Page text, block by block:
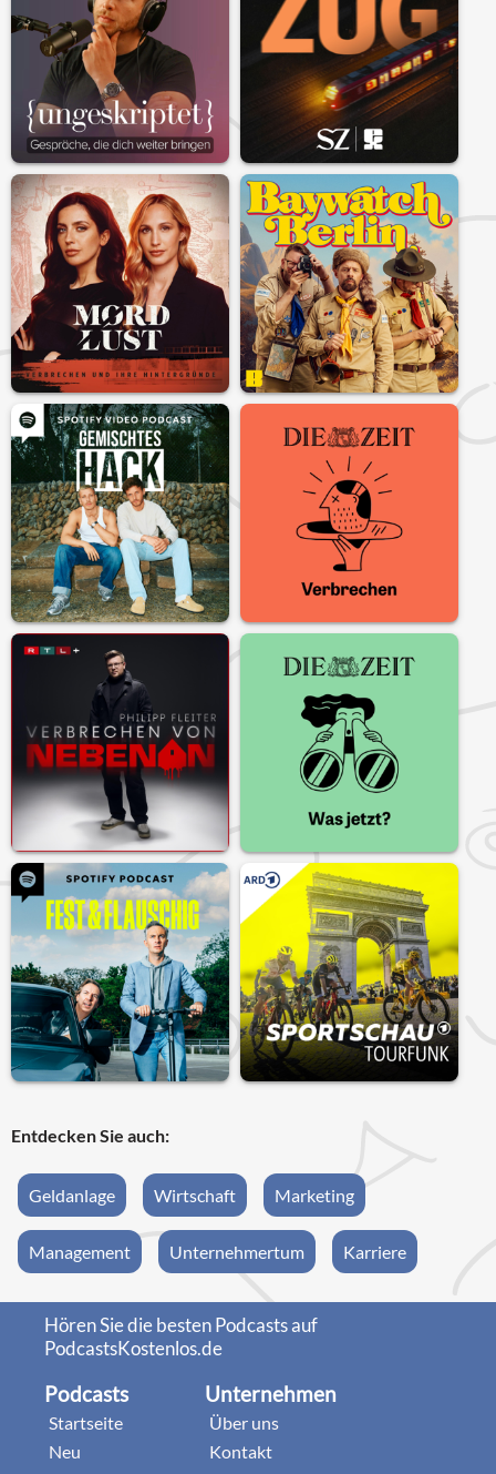
Entdecken Sie auch:
Geldanlage Wirtschaft Marketing
Management Unternehmertum Karriere
Hören Sie die besten Podcasts auf
PodcastsKostenlos.de
Podcasts
Startseite
Neu
Unternehmen
Über uns
Kontakt